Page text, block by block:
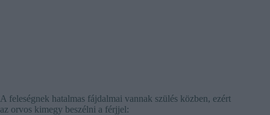
A feleségnek hatalmas fájdalmai vannak szülés közben, ezért
az orvos kimegy beszélni a férjjel: